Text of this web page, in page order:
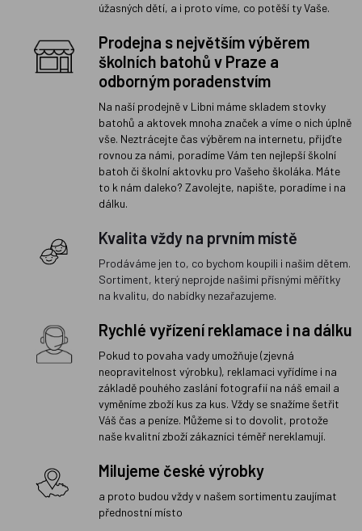
úžasných dětí, a i proto víme, co potěší ty Vaše.
Prodejna s největším výběrem
školních batohů v Praze a
odborným poradenstvím
Na naší prodejně v Libni máme skladem stovky
batohů a aktovek mnoha značek a víme o nich úplně
vše. Neztrácejte čas výběrem na internetu, přijďte
rovnou za námi, poradíme Vám ten nejlepší školní
batoh či školní aktovku pro Vašeho školáka. Máte
to k nám daleko? Zavolejte, napište, poradíme i na
dálku.
Kvalita vždy na prvním místě
Prodáváme jen to, co bychom koupili i našim dětem.
Sortiment, který neprojde našimi přísnými měřítky
na kvalitu, do nabídky nezařazujeme.
Rychlé vyřízení reklamace i na dálku
Pokud to povaha vady umožňuje (zjevná
neopravitelnost výrobku), reklamaci vyřídíme i na
základě pouhého zaslání fotografií na náš email a
vyměníme zboží kus za kus. Vždy se snažíme šetřit
Váš čas a peníze. Můžeme si to dovolit, protože
naše kvalitní zboží zákazníci téměř nereklamují.
Milujeme české výrobky
a proto budou vždy v našem sortimentu zaujímat
přednostní místo